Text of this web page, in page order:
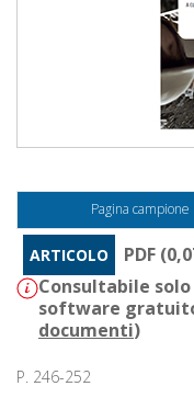
Pagina campione
ARTICOLO
PDF
Consultabile
software
documenti)
P. 246-252